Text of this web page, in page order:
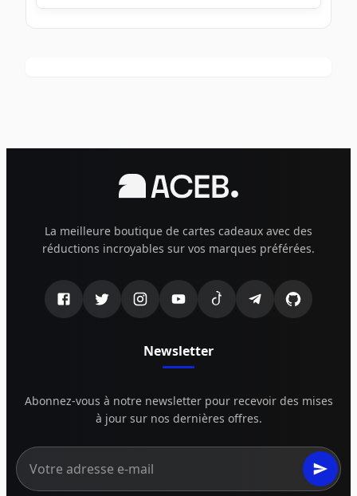
La meilleure boutique de cartes cadeaux avec des
réductions incroyables sur vos marques préférées.
Newsletter
Abonnez-vous à notre newsletter pour recevoir des mises
à jour sur nos dernières offres.